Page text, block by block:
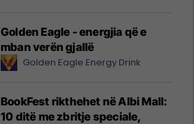
Golden Eagle - energjia që e
mban verën gjallë
Golden Eagle Energy Drink
BookFest rikthehet në Albi Mall:
10 ditë me zbritje speciale,